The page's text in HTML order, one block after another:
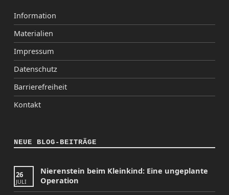
Information
Materialien
Impressum
Datenschutz
Barrierefreiheit
Kontakt
NEUE BLOG-BEITRÄGE
26
JULI
Nierenstein beim Kleinkind: Eine ungeplante
Operation